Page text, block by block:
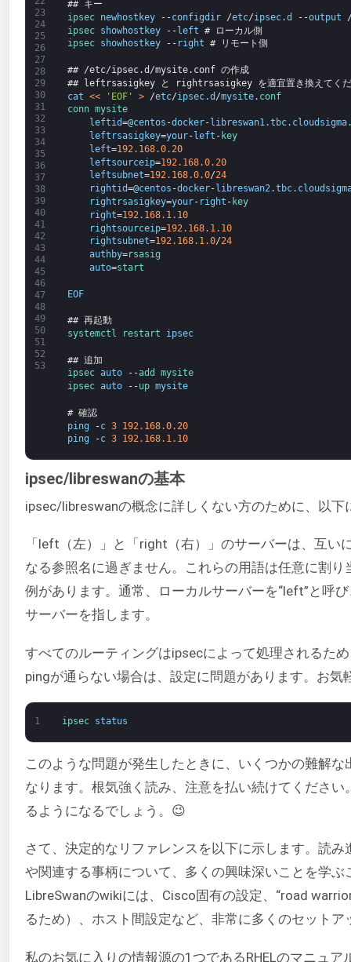
23
24
25
26
27
28
29
30
31
32
33
34
35
36
37
38
39
40
41
42
43
44
45
46
47
48
49
50
51
52
53
## キー
ipsec newhostkey --configdir /etc/ipsec.d --output
ipsec showhostkey --left # ローカル側
ipsec showhostkey -- right # リモート側
## /etc/ipsec.d/mysite.conf の作成
## leftrsasigkey と rightrsasigkey を適宜置き換えてくだ
cat << 'EOF' > /etc/ipsec.d /mysite. conf
conn mysite
leftid=@centos -docker- libreswan1.tbc. cloudsigma
leftrsasigkey=your- left - key
left=192.168.0.20
leftsourceip=192.168.0.20
leftsubnet=192.168.0.0/24
rightid=@centos -docker- libreswan2.tbc.
rightrsasigkey=your- right - key
right=192.168.1.10
rightsourceip=192.168.1.10
rightsubnet=192.168.1.0/24
authby=rsasig
auto=start
EOF
## 再起動
systemctl
restart ipsec
## 追加
ipsec auto --add mysite
ipsec auto --up mysite
# 確認
ping
-c 3
192.168.0.20
ping
-c 3 192.168.1.10
ipsec/libreswanの基本
ipsec/libreswanの概念に詳しくない方のために、以下
「left（左）」と「right（右）」のサーバーは、互い
なる参照名に過ぎません。これらの用語は任意に割
例があります。通常、ローカルサーバーを“left”と呼
サーバーを指します。
すべてのルーティングはipsecによって処理されるた
pingが通らない場合は、設定に問題があります。お気
1 ipsec status
このような問題が発生したときに、いくつかの難解
なります。根気強く読み、注意を払い続けてくださ
るようになるでしょう。😉
さて、決定的なリファレンスを以下に示します。読
や関連する事柄について、多くの興味深いことを学
LibreSwanのwikiには、Cisco固有の設定、“road
るため）、ホスト間設定など、非常に多くのセット
私のお気に入りの情報源の1つであるRHELのマニュ